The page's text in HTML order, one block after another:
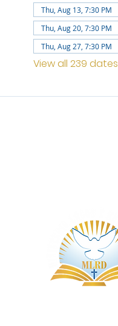
Thu, Aug 13, 7:30 PM
Thu, Aug 20, 7:30 PM
Thu, Aug 27, 7:30 PM
View all 239 dates